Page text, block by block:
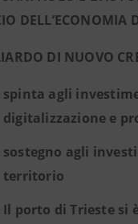
DELL’ECONOMIA
DI NUOVO
spinta agli
digitalizzazione e
sostegno agli
territorio
Il porto di Trieste si